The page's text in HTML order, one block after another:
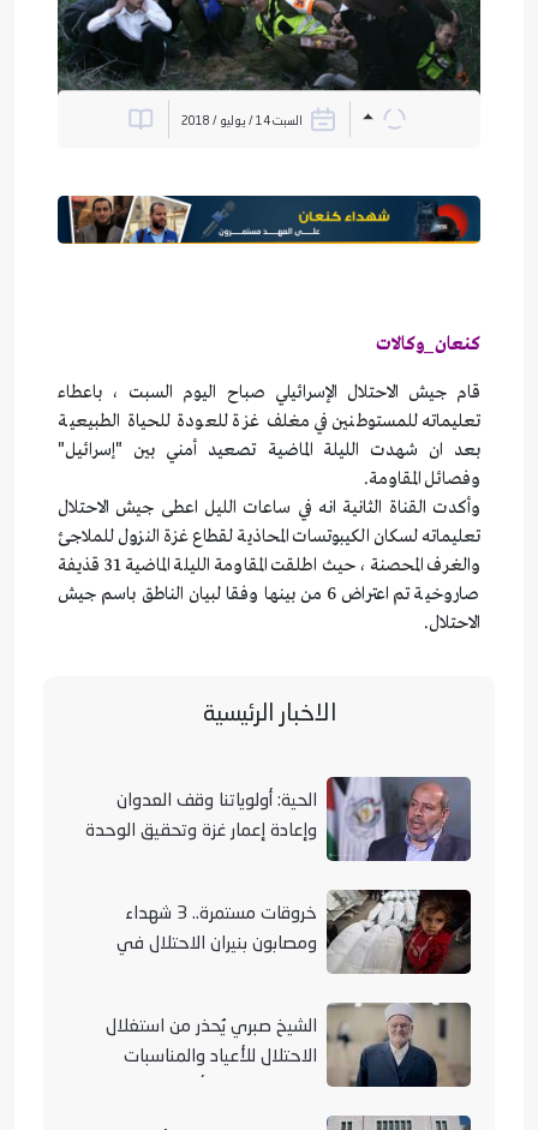
السبت 14 / يوليو / 2018
كنعان_وكالات
قام جيش الاحتلال الإسرائيلي صباح اليوم السبت ، باعطاء
تعليماته للمستوطنين في مغلف غزة للعودة للحياة الطبيعية
بعد ان شهدت الليلة الماضية تصعيد أمني بين "إسرائيل"
وفصائل المقاومة.
وأكدت القناة الثانية انه في ساعات الليل اعطى جيش الاحتلال
تعليماته لسكان الكيبوتسات المحاذية لقطاع غزة النزول للملاجئ
والغرف المحصنة ، حيث اطلقت المقاومة الليلة الماضية 31 قذيفة
صاروخية تم اعتراض 6 من بينها وفقا لبيان الناطق باسم جيش
الاحتلال.
الاخبار الرئيسية
الحية: أولوياتنا وقف العدوان
وإعادة إعمار غزة وتحقيق الوحدة
خروقات مستمرة.. 3 شهداء
ومصابون بنيران الاحتلال في
الشيخ صبري يُحذر من استغلال
الاحتلال للأعياد والمناسبات